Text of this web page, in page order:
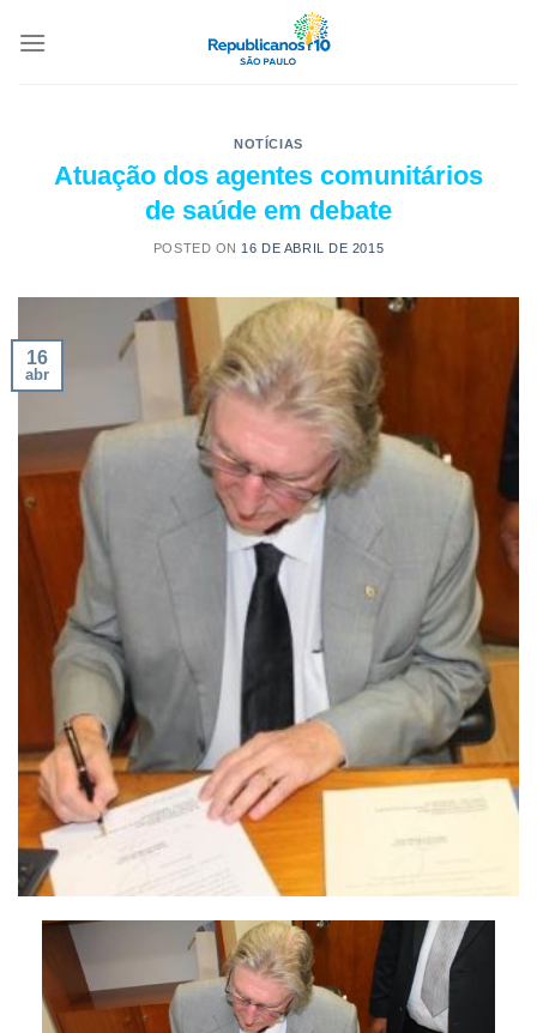
NOTÍCIAS
Atuação dos agentes comunitários
de saúde em debate
POSTED ON 16 DE ABRIL DE 2015
16
abr